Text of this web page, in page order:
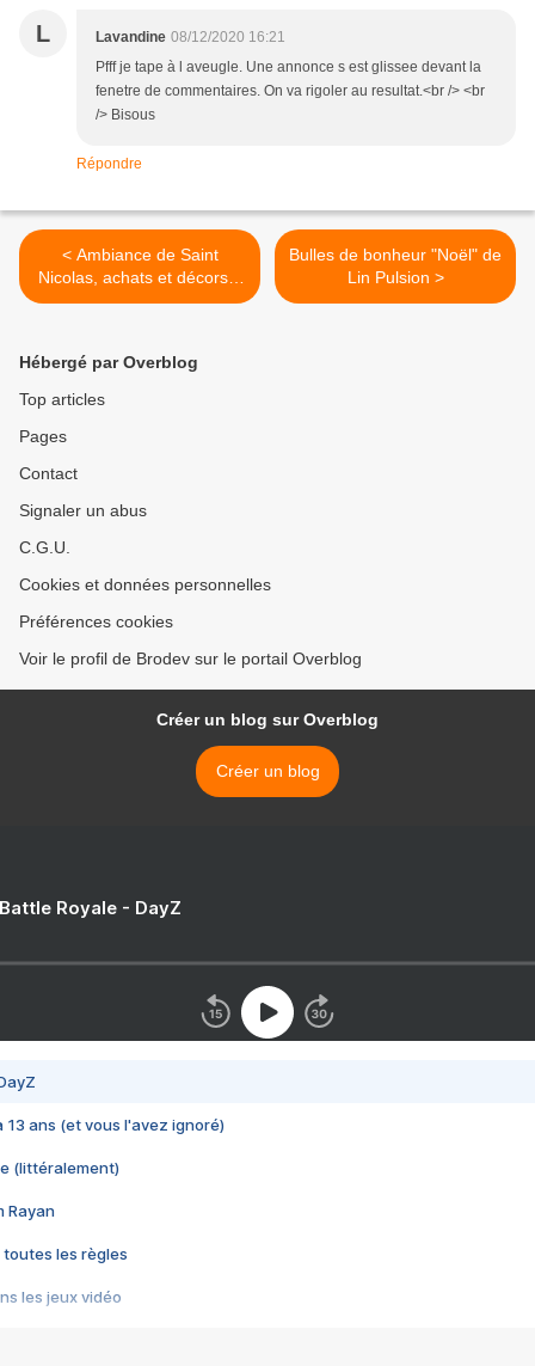
L Lavandine 08/12/2020 16:21
Pfff je tape à l aveugle. Une annonce s est glissee devant la
fenetre de commentaires. On va rigoler au resultat.<br /> <br
/> Bisous
Répondre
< Ambiance de Saint
Nicolas, achats et décors à
Saverne
Bulles de bonheur "Noël" de
Lin Pulsion >
Hébergé par Overblog
Top articles
Pages
Contact
Signaler un abus
C.G.U.
Cookies et données personnelles
Préférences cookies
Voir le profil de Brodev sur le portail Overblog
Créer un blog sur Overblog
Créer un blog
Royale - DayZ
13 ans (et vous l'avez ignoré)
(littéralement)
Rayan
toutes les règles
les jeux vidéo